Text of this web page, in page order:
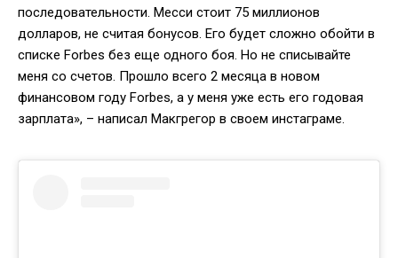
последовательности. Месси стоит 75 миллионов
долларов, не считая бонусов. Его будет сложно обойти в
списке Forbes без еще одного боя. Но не списывайте
меня со счетов. Прошло всего 2 месяца в новом
финансовом году Forbes, а у меня уже есть его годовая
зарплата», – написал Макгрегор в своем инстаграме.